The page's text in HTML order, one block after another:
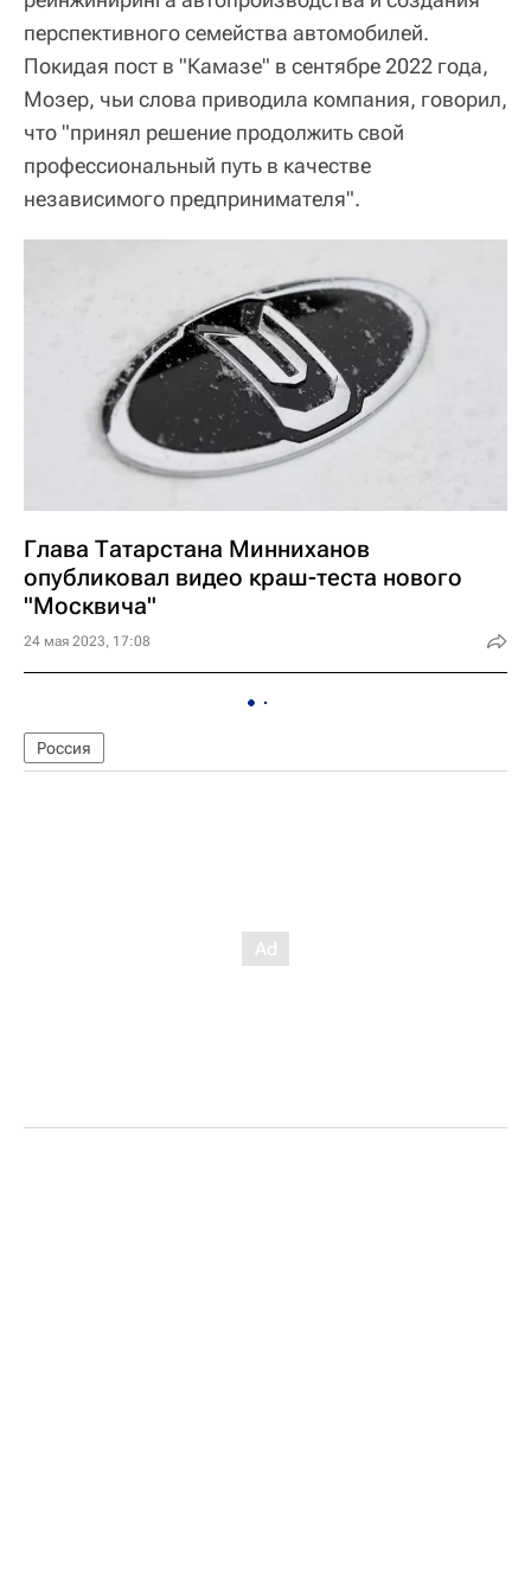
перспективного семейства автомобилей.
Покидая пост в "Камазе" в сентябре 2022 года,
Мозер, чьи слова приводила компания, говорил,
что "принял решение продолжить свой
профессиональный путь в качестве
независимого предпринимателя".
Глава Татарстана Минниханов
опубликовал видео краш-теста нового
"Москвича"
24 мая 2023, 17:08
Россия